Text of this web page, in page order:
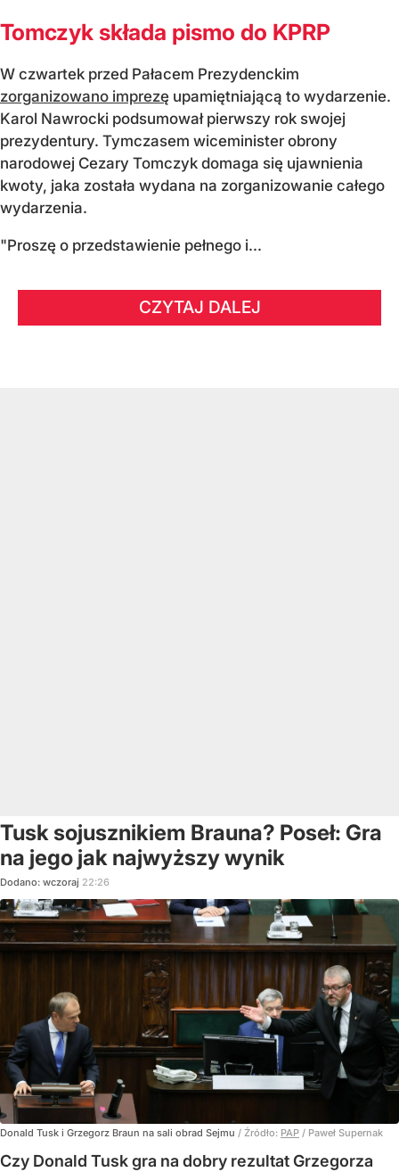
Tomczyk składa pismo do KPRP
W czwartek przed Pałacem Prezydenckim
zorganizowano imprezę upamiętniającą to wydarzenie.
Karol Nawrocki podsumował pierwszy rok swojej
prezydentury. Tymczasem wiceminister obrony
narodowej Cezary Tomczyk domaga się ujawnienia
kwoty, jaka została wydana na zorganizowanie całego
wydarzenia.
"Proszę o przedstawienie pełnego i...
CZYTAJ DALEJ
Tusk sojusznikiem Brauna? Poseł: Gra
na jego jak najwyższy wynik
Dodano: wczoraj 22:26
Donald Tusk i Grzegorz Braun na sali obrad Sejmu / Źródło: PAP / Paweł Supernak
Czy Donald Tusk gra na dobry rezultat Grzegorza